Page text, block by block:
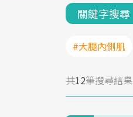
關鍵字搜尋
#大腿內側肌
共12筆搜尋結果